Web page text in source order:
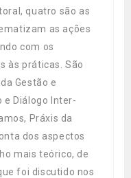
quatro são as
as ações
com os
às práticas. São
Gestão e
e Diálogo Inter-
Práxis da
dos aspectos
mais teórico, de
foi discutido nos